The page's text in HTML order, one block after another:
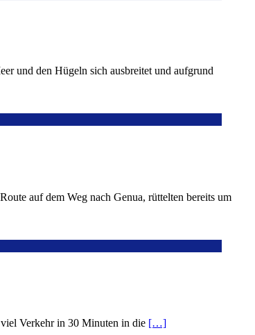
und den Hügeln sich ausbreitet und aufgrund
auf dem Weg nach Genua, rüttelten bereits um
Verkehr in 30 Minuten in die […]